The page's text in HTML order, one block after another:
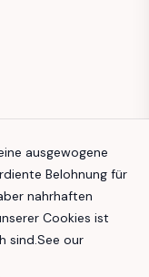
ausgewogene
Belohnung für
nahrhaften
Cookies ist
sind.See our